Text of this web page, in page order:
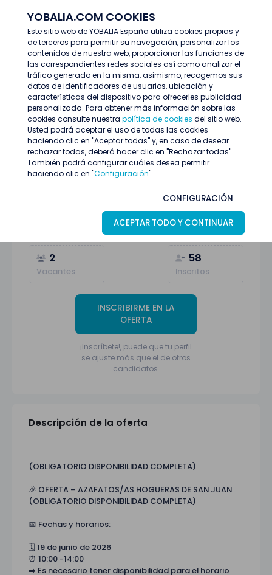
YOBALIA.COM COOKIES
Este sitio web de YOBALIA España utiliza cookies propias y
de terceros para permitir su navegación, personalizar los
contenidos de nuestra web, proporcionar las funciones de
las correspondientes redes sociales así como analizar el
tráfico generado en la misma, asimismo, recogemos sus
datos de identificadores de usuarios, ubicación y
características del dispositivo para ofrecerles publicidad
personalizada. Para obtener más información sobre las
cookies consulte nuestra política de cookies del sitio web.
Usted podrá aceptar el uso de todas las cookies
haciendo clic en "Aceptar todas" y, en caso de desear
rechazar todas, deberá hacer clic en "Rechazar todas".
También podrá configurar cuáles desea permitir
haciendo clic en "Configuración".
CONFIGURACIÓN
ACEPTAR TODO Y CONTINUAR
Últimas ofertas
AZAFATOS/AS HOGUERAS DE SAN JUAN 19, 21-24
AZAFATOS/AS HOGUERAS DE SAN JUAN 19,
Junio Azafatas/os
2
Vacantes
58
Inscritos
INSCRIBIRME EN LA
OFERTA
¡Inscríbete!, puede que tu perfil
se ajuste más que el de otros
candidatos.
Descripción de la oferta
(OBLIGATORIO DISPONIBILIDAD COMPLETA)
🎉 OFERTA – AZAFATOS/AS HOGUERAS DE SAN JUAN
(OBLIGATORIO DISPONIBILIDAD COMPLETA)
📅 Fechas y horarios:
🗓️ 19 de junio de 2026
⏰ 10:00 -14:00
➡️ Es necesario tener disponibilidad para el horario